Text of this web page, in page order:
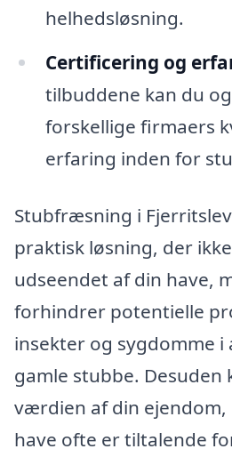
helhedsløsning.
Certificering og
tilbuddene kan du
forskellige firmaers
erfaring inden for
Stubfræsning i
praktisk løsning, der
udseendet af din have,
forhindrer potentielle
insekter og sygdomme i
gamle stubbe. Desuden
værdien af din ejendom,
have ofte er tiltalende